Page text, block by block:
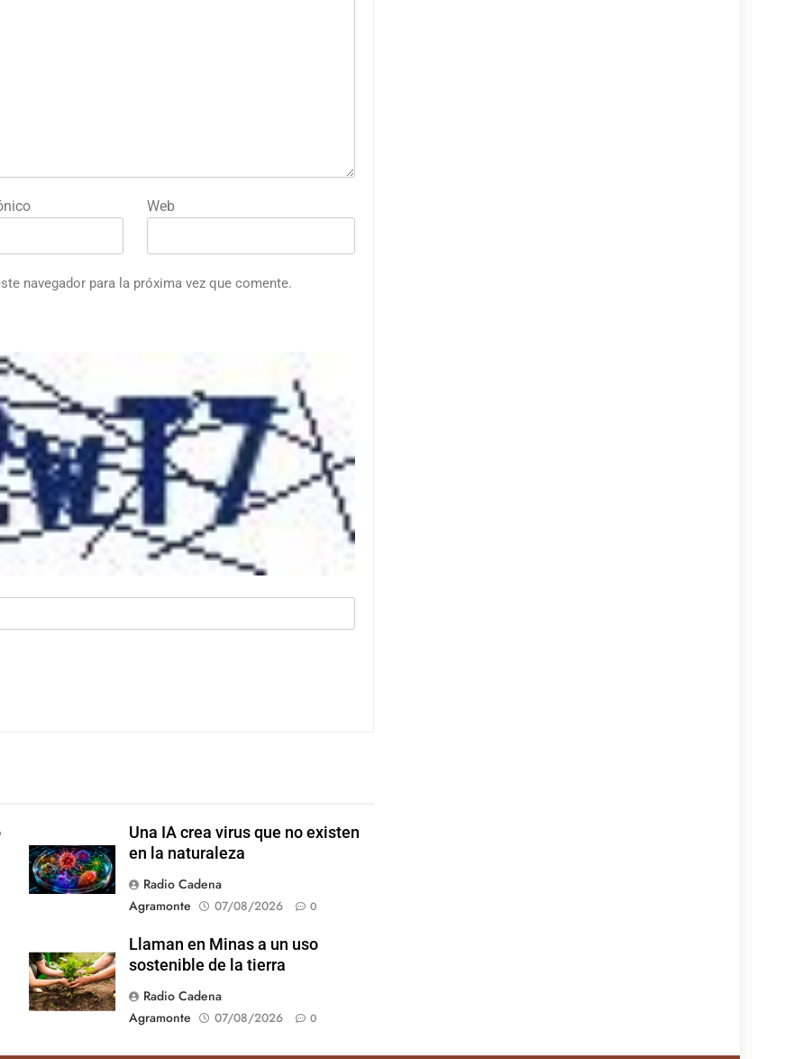
Web
navegador para la próxima vez que comente.
Una IA crea virus que no existen
en la naturaleza
Radio Cadena
Agramonte
07/08/2026 0
Llaman en Minas a un uso
sostenible de la tierra
Radio Cadena
Agramonte
07/08/2026 0